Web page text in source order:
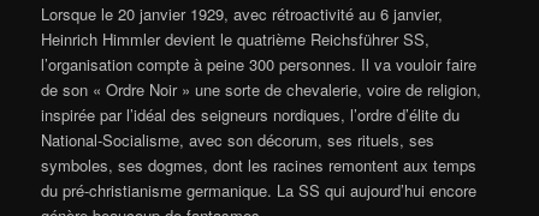
Lorsque le 20 janvier 1929, avec rétroactivité au 6 janvier,
Heinrich Himmler devient le quatrième Reichsführer SS,
l’organisation compte à peine 300 personnes. Il va vouloir faire
de son « Ordre Noir » une sorte de chevalerie, voire de religion,
inspirée par l’idéal des seigneurs nordiques, l’ordre d’élite du
National-Socialisme, avec son décorum, ses rituels, ses
symboles, ses dogmes, dont les racines remontent aux temps
du pré-christianisme germanique. La SS qui aujourd’hui encore